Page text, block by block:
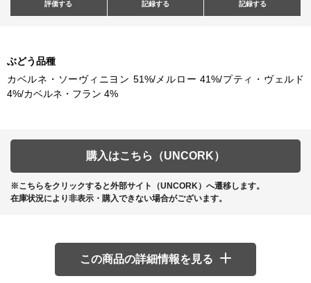
評価する
記録する
記録する
ぶどう品種
カベルネ・ソーヴィニヨン 51%/メルロー 41%/プティ・ヴェルド
4%/カベルネ・フラン 4%
購入はこちら（UNCORK）
※こちらをクリックすると外部サイト（UNCORK）へ遷移します。
在庫状況により非表示・購入できない場合がございます。
この商品の詳細情報を見る